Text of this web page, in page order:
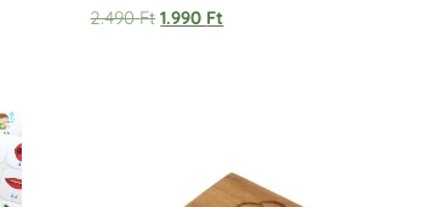
Értékelés:
5.00
2.490Ft 1.990 Ft